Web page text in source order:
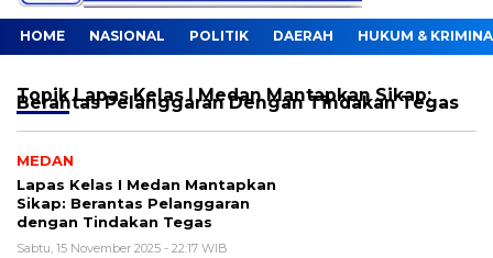
HOME NASIONAL POLITIK DAERAH HUKUM &
Topik Lapas Kelas I Medan Mantapkan Sikap:
Berantas Pelanggaran Dengan Tindakan Tegas
MEDAN
Lapas Kelas I Medan Mantapkan
Sikap: Berantas Pelanggaran
dengan Tindakan Tegas
Sabtu, 15 November 2025 - 22:17 WIB